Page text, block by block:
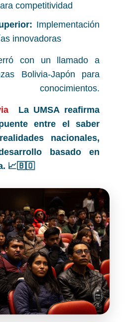
competitividad
Implementación
innovadoras
con un llamado a
Bolivia-Japón para
La UMSA reafirma
entre el saber
nacionales,
basado en
📈🇧🇴